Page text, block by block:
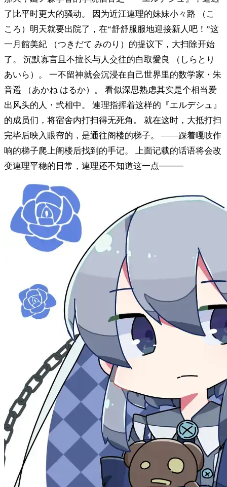
了比平时更大的骚动。 因为近江連理的妹妹小々路 （こ
ころ）明天就要出院了，在“舒舒服服地迎接新人吧！”这
一月館美紀 （つきだて みのり）的提议下，大扫除开始
了。 沉默寡言且不擅长与人交往的白取愛良 （しらとり
あいら）。 一不留神就会沉浸在自己世界里的数学家・朱
音遥 （あかね はるか）。 看似深思熟虑其实是个相当爱
出风头的人・弐相中。 連理指挥着这样的『エルデシュ』
的成员们，将宿舍内打扫得无死角。 就在这时，大抵打扫
完毕后映入眼帘的，是通往阁楼的梯子。 ——踩着嘎吱作
响的梯子爬上阁楼后找到的手记。 上面记载的话语将会改
变連理平稳的日常，連理还不知道这一点────